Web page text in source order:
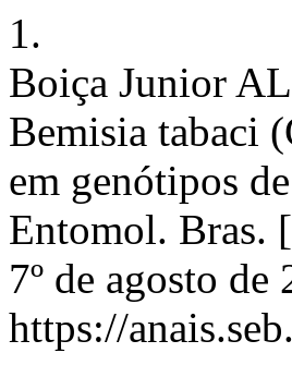
1.
Boiça Junior
Bemisia tabaci
em genótipos
Entomol. Bras.
7º de agosto
https://